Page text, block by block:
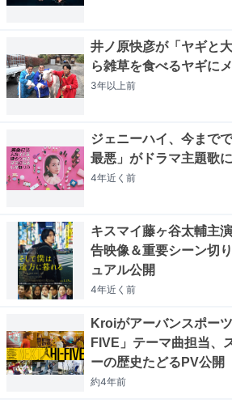
井ノ原快彦が「ヤギと
ら雑草を食べるヤギに
3年以上前
ジェニーハイ、今まで
最悪」がドラマ主題歌
4年近く 前
キスマイ藤ヶ谷太輔主
告映像＆重要シーン切
ュアル公開
4年近く 前
Kroiがアーバンスポー
FIVE」テーマ曲担当、
ーの歴史たどるPV公開
約4年前